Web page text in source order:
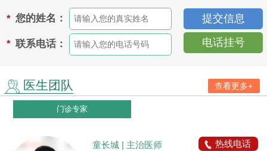
* 您的姓名：
* 联系电话： 电话挂号
医生团队 查看更多+
门诊专家
童长城 | 主治医师
热线电话